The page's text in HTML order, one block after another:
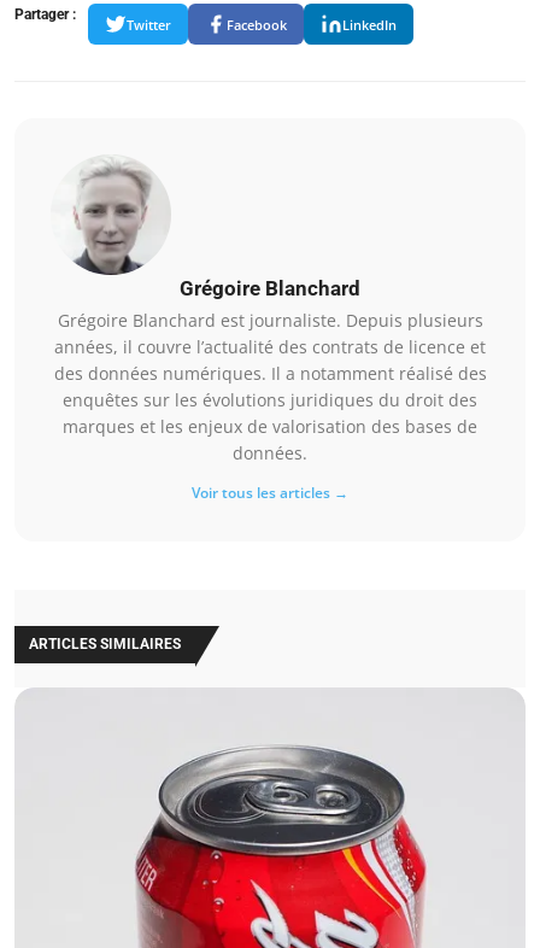
Partager :
Twitter Facebook LinkedIn
Grégoire Blanchard
Grégoire Blanchard est journaliste. Depuis plusieurs
années, il couvre l’actualité des contrats de licence et
des données numériques. Il a notamment réalisé des
enquêtes sur les évolutions juridiques du droit des
marques et les enjeux de valorisation des bases de
données.
Voir tous les articles →
ARTICLES SIMILAIRES